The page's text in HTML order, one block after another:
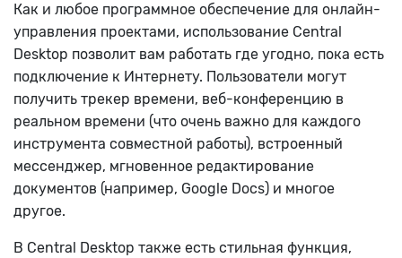
Как и любое программное обеспечение для онлайн-
управления проектами, использование Central
Desktop позволит вам работать где угодно, пока есть
подключение к Интернету. Пользователи могут
получить трекер времени, веб-конференцию в
реальном времени (что очень важно для каждого
инструмента совместной работы), встроенный
мессенджер, мгновенное редактирование
документов (например, Google Docs) и многое
другое.
В Central Desktop также есть стильная функция,